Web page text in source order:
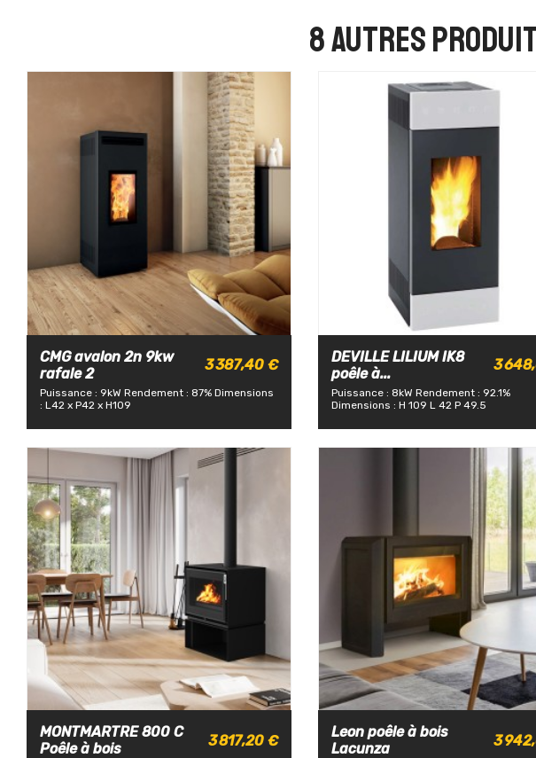
8 autres
CMG avalon 2n 9kw
rafale 2
3 387,40 €
Puissance : 9kW Rendement : 87% Dimensions
: L42 x P42 x H109
DEVILLE LILIUM IK8
poêle à...
3
Puissance : 8kW Rendement : 92.1%
Dimensions : H 109 L 42 P 49.5
MONTMARTRE 800 C
Poêle à bois
3 817,20 €
Leon poêle à bois
Lacunza
3